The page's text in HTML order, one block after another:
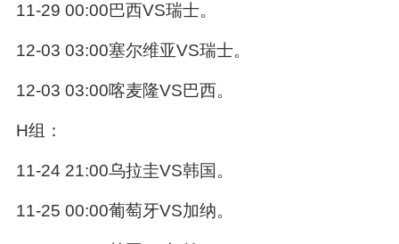
11-29 00:00巴西VS瑞士。
12-03 03:00塞尔维亚VS瑞士。
12-03 03:00喀麦隆VS巴西。
H组：
11-24 21:00乌拉圭VS韩国。
11-25 00:00葡萄牙VS加纳。